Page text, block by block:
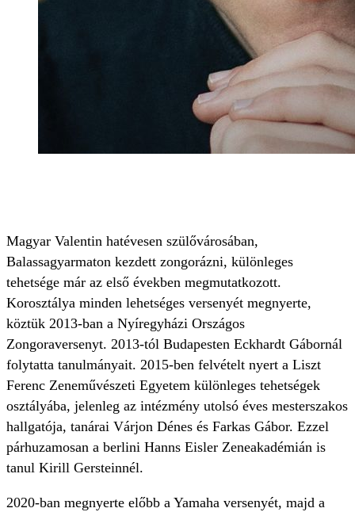
Magyar Valentin hatévesen szülővárosában,
Balassagyarmaton kezdett zongorázni, különleges
tehetsége már az első években megmutatkozott.
Korosztálya minden lehetséges versenyét megnyerte,
köztük 2013-ban a Nyíregyházi Országos
Zongoraversenyt. 2013-tól Budapesten Eckhardt Gábornál
folytatta tanulmányait. 2015-ben felvételt nyert a Liszt
Ferenc Zeneművészeti Egyetem különleges tehetségek
osztályába, jelenleg az intézmény utolsó éves mesterszakos
hallgatója, tanárai Várjon Dénes és Farkas Gábor. Ezzel
párhuzamosan a berlini Hanns Eisler Zeneakadémián is
tanul Kirill Gersteinnél.
2020-ban megnyerte előbb a Yamaha versenyét, majd a